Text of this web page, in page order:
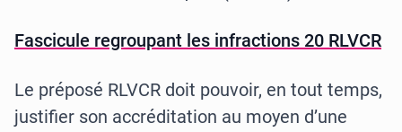
Fascicule regroupant les infractions 20 RLVCR
Le préposé RLVCR doit pouvoir, en tout temps,
justifier son accréditation au moyen d’une